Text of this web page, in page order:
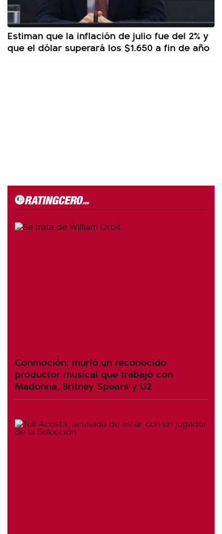
Estiman que la inflación de julio fue del 2% y
que el dólar superará los $1.650 a fin de año
Conmoción: murió un reconocido
productor musical que trabajó con
Madonna, Britney Spears y U2